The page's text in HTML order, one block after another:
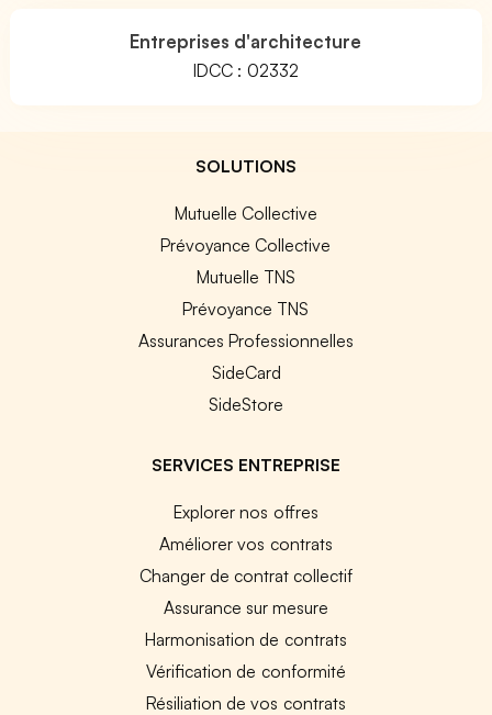
Entreprises d'architecture
IDCC : 02332
SOLUTIONS
Mutuelle Collective
Prévoyance Collective
Mutuelle TNS
Prévoyance TNS
Assurances Professionnelles
SideCard
SideStore
SERVICES ENTREPRISE
Explorer nos offres
Améliorer vos contrats
Changer de contrat collectif
Assurance sur mesure
Harmonisation de contrats
Vérification de conformité
Résiliation de vos contrats